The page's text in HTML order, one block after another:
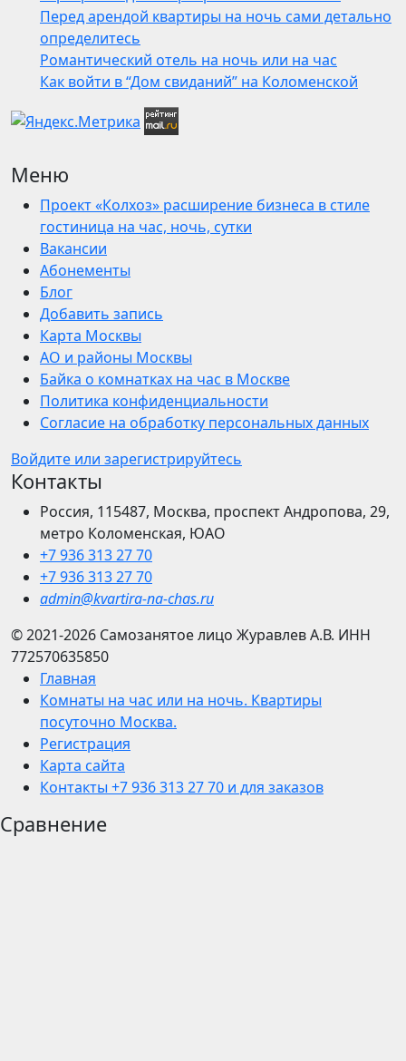
Перед арендой квартиры на ночь сами детально
определитесь
Романтический отель на ночь или на час
Как войти в “Дом свиданий” на Коломенской
Меню
Проект «Колхоз» расширение бизнеса в стиле
гостиница на час, ночь, сутки
Вакансии
Абонементы
Блог
Добавить запись
Карта Москвы
АО и районы Москвы
Байка о комнатках на час в Москве
Политика конфиденциальности
Согласие на обработку персональных данных
Войдите или зарегистрируйтесь
Контакты
Россия, 115487, Москва, проспект Андропова, 29,
метро Коломенская, ЮАО
+7 936 313 27 70
+7 936 313 27 70
admin@kvartira-na-chas.ru
© 2021-2026 Самозанятое лицо Журавлев А.В. ИНН
772570635850
Главная
Комнаты на час или на ночь. Квартиры
посуточно Москва.
Регистрация
Карта сайта
Контакты +7 936 313 27 70 и для заказов
Сравнение